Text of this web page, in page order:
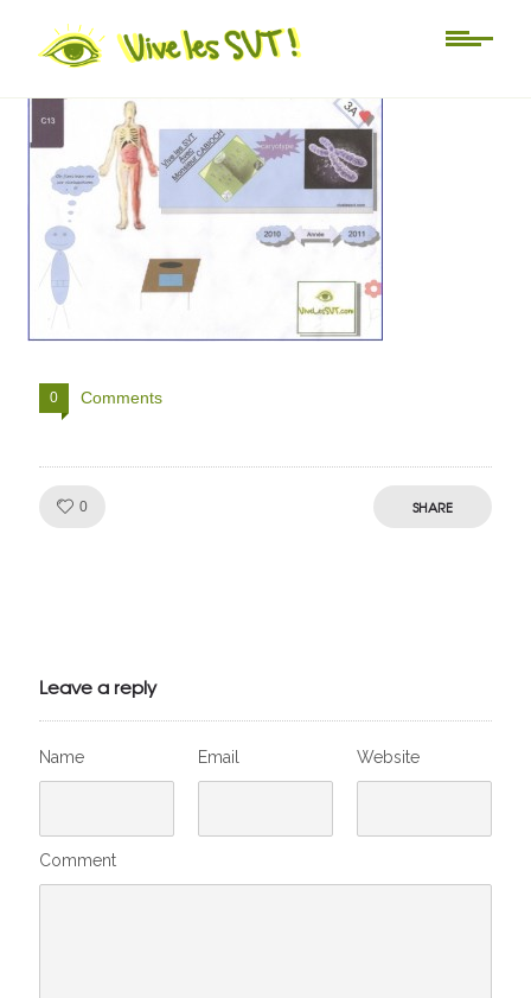
genetique
0 Comments
0 SHARE
Leave a reply
Name Email Website
Comment